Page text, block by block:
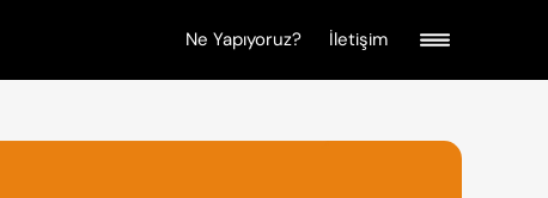
Ne Yapıyoruz? İletişim